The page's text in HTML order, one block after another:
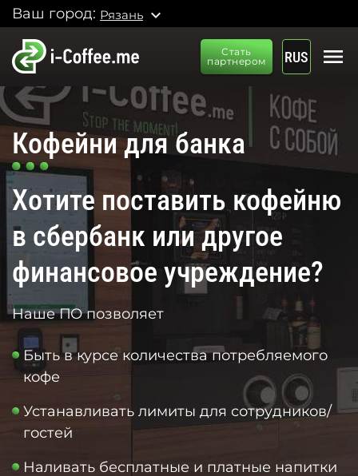
Ваш город: Рязань expand_more
Стать
партнером
RUS menu
Кофейни для банка
Хотите поставить кофейню
в сбербанк или другое
финансовое учреждение?
Наше ПО позволяет
Быть в курсе количества потребляемого
кофе
Устанавливать лимиты для сотрудников/
гостей
Наливать бесплатные и платные напитки